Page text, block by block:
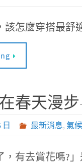
該怎麼穿搭最
春天漫
最新消息, 氣
，有去賞花嗎